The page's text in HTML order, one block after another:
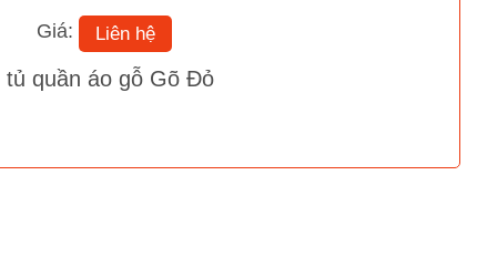
Giá:
Liên hệ
tủ quần áo gỗ Gõ Đỏ